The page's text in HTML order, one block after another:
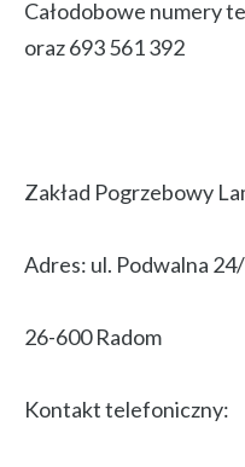
Całodobowe numery
oraz 693 561 392
Zakład Pogrzebowy
Adres: ul. Podwalna
26-600 Radom
Kontakt telefoniczny: